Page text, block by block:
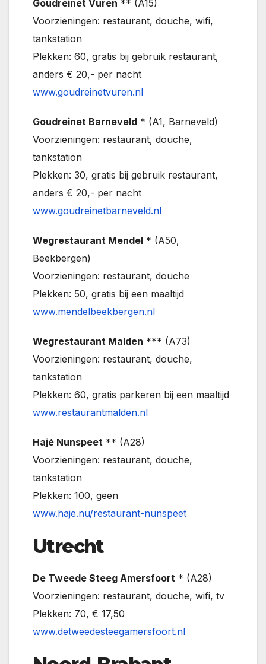
Goudreinet Vuren ** (A15)
Voorzieningen: restaurant, douche, wifi,
tankstation
Plekken: 60, gratis bij gebruik restaurant,
anders € 20,- per nacht
www.goudreinetvuren.nl
Goudreinet Barneveld * (A1, Barneveld)
Voorzieningen: restaurant, douche,
tankstation
Plekken: 30, gratis bij gebruik restaurant,
anders € 20,- per nacht
www.goudreinetbarneveld.nl
Wegrestaurant Mendel * (A50,
Beekbergen)
Voorzieningen: restaurant, douche
Plekken: 50, gratis bij een maaltijd
www.mendelbeekbergen.nl
Wegrestaurant Malden *** (A73)
Voorzieningen: restaurant, douche,
tankstation
Plekken: 60, gratis parkeren bij een maaltijd
www.restaurantmalden.nl
Hajé Nunspeet ** (A28)
Voorzieningen: restaurant, douche,
tankstation
Plekken: 100, geen
www.haje.nu/restaurant-nunspeet
Utrecht
De Tweede Steeg Amersfoort * (A28)
Voorzieningen: restaurant, douche, wifi, tv
Plekken: 70, € 17,50
www.detweedesteegamersfoort.nl